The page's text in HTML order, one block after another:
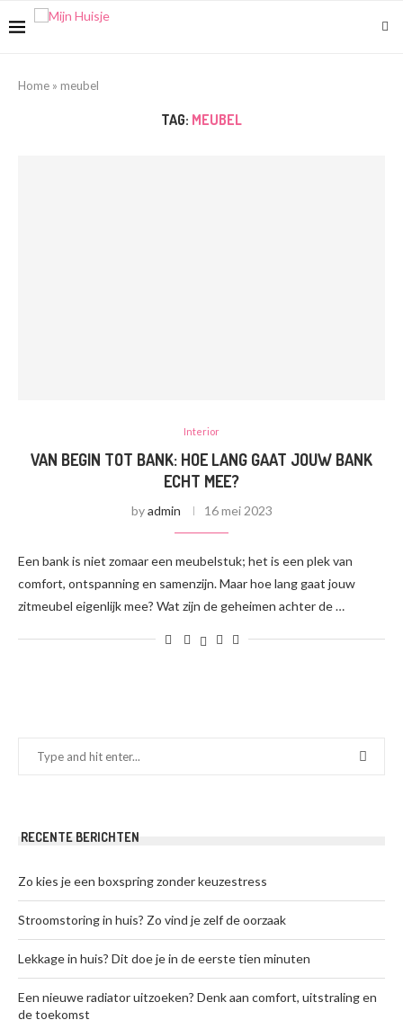
Home » meubel
TAG: MEUBEL
Interior
VAN BEGIN TOT BANK: HOE LANG GAAT JOUW BANK
ECHT MEE?
byadmin 16 mei 2023
Een bank is niet zomaar een meubelstuk; het is een plek van
comfort, ontspanning en samenzijn. Maar hoe lang gaat jouw
zitmeubel eigenlijk mee? Wat zijn de geheimen achter de …
RECENTE BERICHTEN
Zo kies je een boxspring zonder keuzestress
Stroomstoring in huis? Zo vind je zelf de oorzaak
Lekkage in huis? Dit doe je in de eerste tien minuten
Een nieuwe radiator uitzoeken? Denk aan comfort, uitstraling en
de toekomst